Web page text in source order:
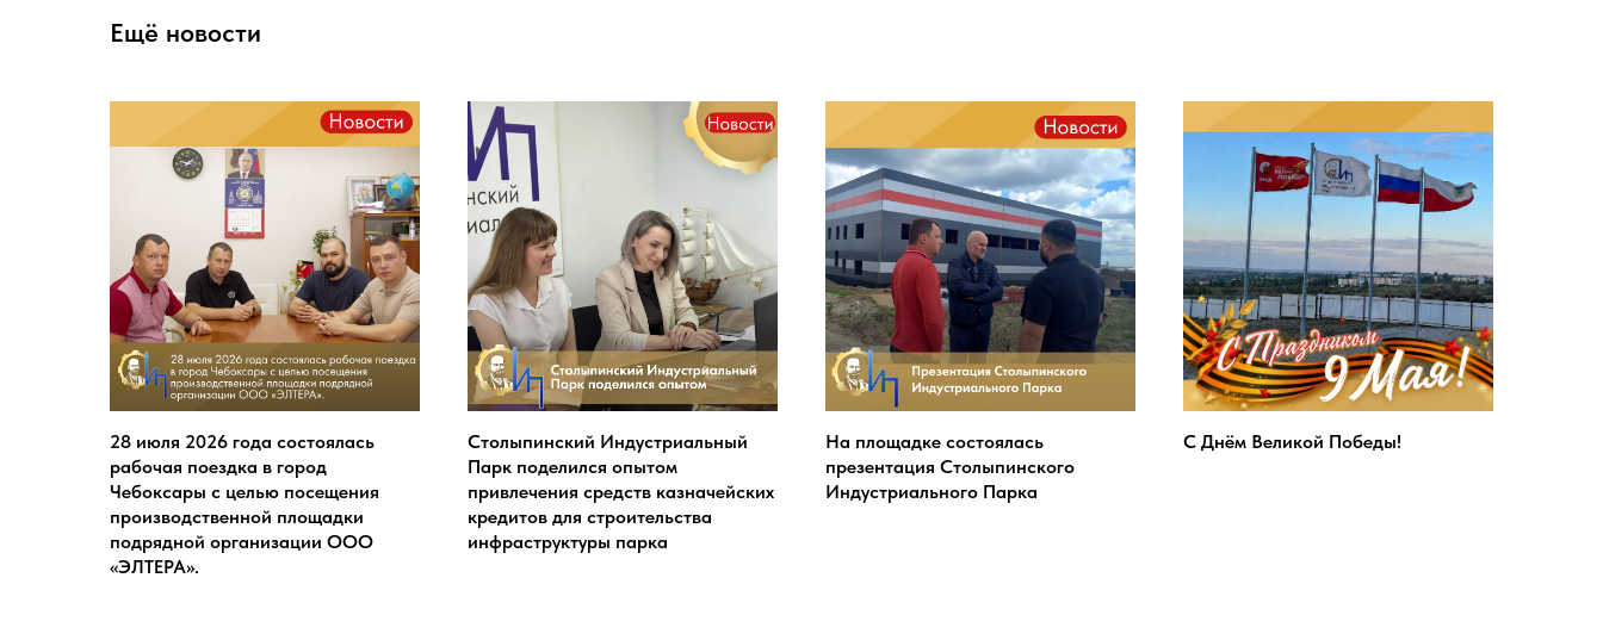
Ещё новости
28 июля 2026 года состоялась
рабочая поездка в город
Чебоксары с целью посещения
производственной площадки
подрядной организации ООО
«ЭЛТЕРА».
Столыпинский Индустриальный
Парк поделился опытом
привлечения средств казначейских
кредитов для строительства
инфраструктуры парка
На площадке состоялась
презентация Столыпинского
Индустриального Парка
С Днём Великой Победы!